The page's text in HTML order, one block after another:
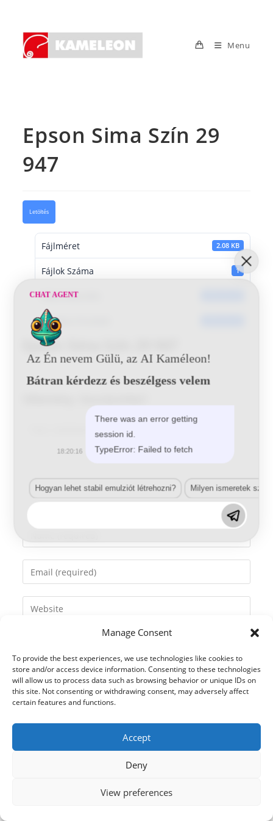
Manage Consent
To provide the best experiences, we use technologies like cookies to
store and/or access device information. Consenting to these technologies
will allow us to process data such as browsing behavior or unique IDs on
this site. Not consenting or withdrawing consent, may adversely affect
certain features and functions.
Accept
Deny
View preferences
content
Menu
Epson Sima Szín 29
947
Letöltés
Fájlméret 2.08 KB
Fájlok Száma 1
Dátumkészítés
Utoljára frissített
Epson Sima Szín 29 947
Enter
your
name
Enter
your
email
address
Enter
your
(optional)
© 2021 Kaméleon Hungary Kft. Minden jog fenntartva. All rights
CHAT AGENT
Az Én nevem Gülü, az AI Kaméleon!
Bátran kérdezz és beszélgess velem
There was an error getting
session id.
TypeError: Failed to fetch
18:20:16
Hogyan lehet stabil emulziót létrehozni? Milyen ismeretek